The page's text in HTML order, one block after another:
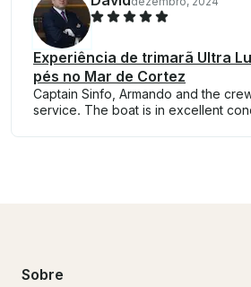
Experiência de trimarã Ultra
pés no Mar de Cortez
Captain Sinfo, Armando and the
service. The boat is in excellent
Sobre